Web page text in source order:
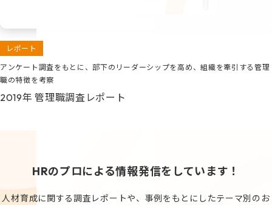
レポート
アンケート調査をもとに、部下のリーダーシップを高め、組織を牽引する管理
職の特徴を考察
2019年 管理職調査レポート
HRのプロによる情報発信をしています！
人材育成に関する調査レポートや、事例をもとにしたテーマ別のお